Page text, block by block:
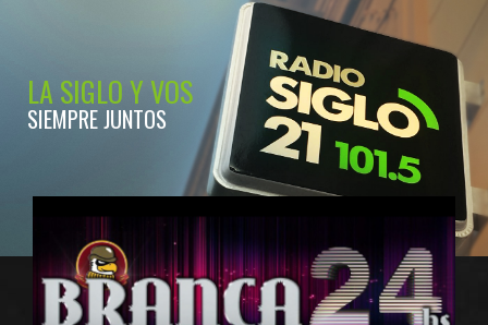
LA SIGLO Y VOS
SIEMPRE JUNTOS